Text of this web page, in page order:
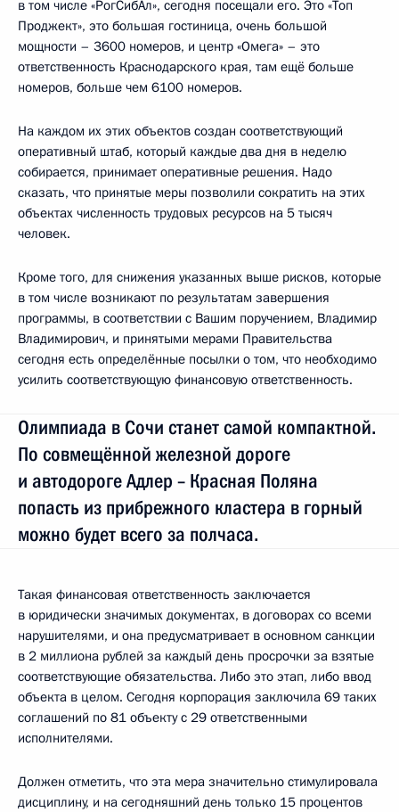
в том числе «РогСибАл», сегодня посещали его. Это «Топ
Проджект», это большая гостиница, очень большой
мощности – 3600 номеров, и центр «Омега» – это
ответственность Краснодарского края, там ещё больше
номеров, больше чем 6100 номеров.
На каждом их этих объектов создан соответствующий
оперативный штаб, который каждые два дня в неделю
собирается, принимает оперативные решения. Надо
сказать, что принятые меры позволили сократить на этих
объектах численность трудовых ресурсов на 5 тысяч
человек.
Кроме того, для снижения указанных выше рисков, которые
в том числе возникают по результатам завершения
программы, в соответствии с Вашим поручением, Владимир
Владимирович, и принятыми мерами Правительства
сегодня есть определённые посылки о том, что необходимо
усилить соответствующую финансовую ответственность.
Олимпиада в Сочи станет самой компактной.
По совмещённой железной дороге
и автодороге Адлер – Красная Поляна
попасть из прибрежного кластера в горный
можно будет всего за полчаса.
Такая финансовая ответственность заключается
в юридически значимых документах, в договорах со всеми
нарушителями, и она предусматривает в основном санкции
в 2 миллиона рублей за каждый день просрочки за взятые
соответствующие обязательства. Либо это этап, либо ввод
объекта в целом. Сегодня корпорация заключила 69 таких
соглашений по 81 объекту с 29 ответственными
исполнителями.
Должен отметить, что эта мера значительно стимулировала
дисциплину, и на сегодняшний день только 15 процентов